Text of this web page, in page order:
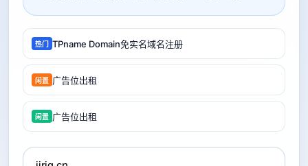
热门 TPname Domain免实名域名注册
闲置 广告位出租
闲置 广告位出租